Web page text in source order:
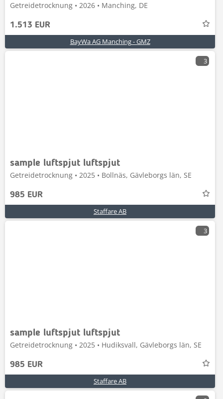
Getreidetrocknung • 2026 • Manching, DE
1.513 EUR
BayWa AG Manching - GMZ
3
sample luftspjut luftspjut
Getreidetrocknung • 2025 • Bollnäs, Gävleborgs län, SE
985 EUR
Staffare AB
3
sample luftspjut luftspjut
Getreidetrocknung • 2025 • Hudiksvall, Gävleborgs län, SE
985 EUR
Staffare AB